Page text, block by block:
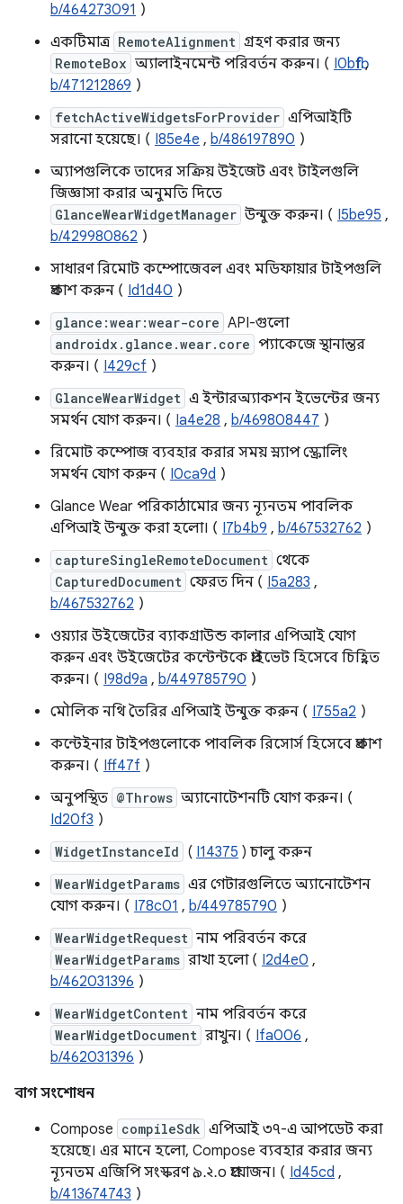
b/464273091 )
একটিমাত্র RemoteAlignment গ্রহণ করার জন্য
RemoteBox অ্যালাইনমেন্ট পরিবর্তন করুন। ( I0bfbf,
b/471212869 )
fetchActiveWidgetsForProvider এপিআইটি
সরানো হয়েছে। ( I85e4e , b/486197890 )
অ্যাপগুলিকে তাদের সক্রিয় উইজেট এবং টাইলগুলি
জিজ্ঞাসা করার অনুমতি দিতে
GlanceWearWidgetManager উন্মুক্ত করুন। ( I5be95 ,
b/429980862 )
সাধারণ রিমোট কম্পোজেবল এবং মডিফায়ার টাইপগুলি
প্রকাশ করুন ( Id1d40 )
glance:wear:wear-core API-গুলো
androidx.glance.wear.core প্যাকেজে স্থানান্তর
করুন। ( I429cf )
GlanceWearWidget এ ইন্টারঅ্যাকশন ইভেন্টের জন্য
সমর্থন যোগ করুন। ( Ia4e28 , b/469808447 )
রিমোট কম্পোজ ব্যবহার করার সময় স্ন্যাপ স্ক্রোলিং
সমর্থন যোগ করুন ( I0ca9d )
Glance Wear পরিকাঠামোর জন্য ন্যূনতম পাবলিক
এপিআই উন্মুক্ত করা হলো। ( I7b4b9 , b/467532762 )
captureSingleRemoteDocument থেকে
CapturedDocument ফেরত দিন ( I5a283 ,
b/467532762 )
ওয়্যার উইজেটের ব্যাকগ্রাউন্ড কালার এপিআই যোগ
করুন এবং উইজেটের কন্টেন্টকে প্রাইভেট হিসেবে চিহ্নিত
করুন। ( I98d9a , b/449785790 )
মৌলিক নথি তৈরির এপিআই উন্মুক্ত করুন ( I755a2 )
কন্টেইনার টাইপগুলোকে পাবলিক রিসোর্স হিসেবে প্রকাশ
করুন। ( Iff47f )
অনুপস্থিত @Throws অ্যানোটেশনটি যোগ করুন। (
Id20f3 )
WidgetInstanceId ( I14375 ) চালু করুন
WearWidgetParams এর গেটারগুলিতে অ্যানোটেশন
যোগ করুন। ( I78c01 , b/449785790 )
WearWidgetRequest নাম পরিবর্তন করে
WearWidgetParams রাখা হলো ( I2d4e0 ,
b/462031396 )
WearWidgetContent নাম পরিবর্তন করে
WearWidgetDocument রাখুন। ( Ifa006 ,
b/462031396 )
বাগ সংশোধন
Compose compileSdk এপিআই ৩৭-এ আপডেট করা
হয়েছে। এর মানে হলো, Compose ব্যবহার করার জন্য
ন্যূনতম এজিপি সংস্করণ ৯.২.০ প্রয়োজন। ( Id45cd ,
b/413674743 )